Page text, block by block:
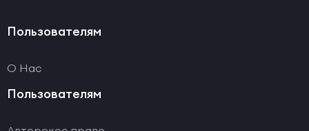
Пользователям
О Нас
Пользователям